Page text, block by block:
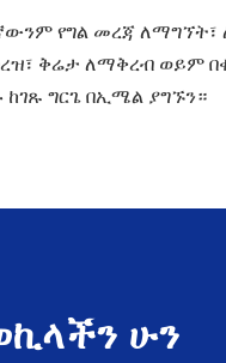
የግል መረጃ
ቅሬታ ለማቅረብ ወይም
ግርጌ በኢሜል ያግኙን።
ሁን